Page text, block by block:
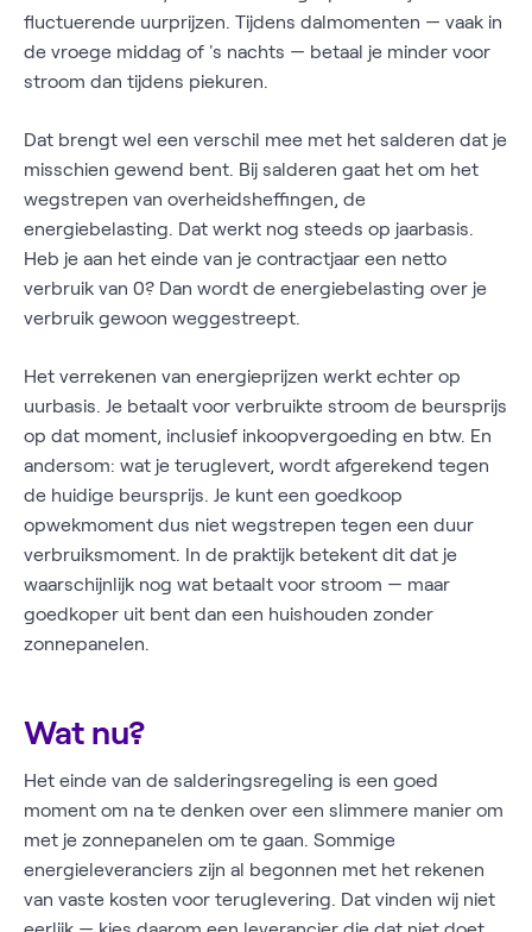
fluctuerende uurprijzen. Tijdens dalmomenten — vaak in
de vroege middag of 's nachts — betaal je minder voor
stroom dan tijdens piekuren.
Dat brengt wel een verschil mee met het salderen dat je
misschien gewend bent. Bij salderen gaat het om het
wegstrepen van overheidsheffingen, de
energiebelasting. Dat werkt nog steeds op jaarbasis.
Heb je aan het einde van je contractjaar een netto
verbruik van 0? Dan wordt de energiebelasting over je
verbruik gewoon weggestreept.
Het verrekenen van energieprijzen werkt echter op
uurbasis. Je betaalt voor verbruikte stroom de beursprijs
op dat moment, inclusief inkoopvergoeding en btw. En
andersom: wat je teruglevert, wordt afgerekend tegen
de huidige beursprijs. Je kunt een goedkoop
opwekmoment dus niet wegstrepen tegen een duur
verbruiksmoment. In de praktijk betekent dit dat je
waarschijnlijk nog wat betaalt voor stroom — maar
goedkoper uit bent dan een huishouden zonder
zonnepanelen.
Wat nu?
Het einde van de salderingsregeling is een goed
moment om na te denken over een slimmere manier om
met je zonnepanelen om te gaan. Sommige
energieleveranciers zijn al begonnen met het rekenen
van vaste kosten voor teruglevering. Dat vinden wij niet